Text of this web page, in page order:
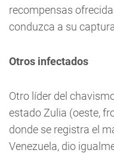
recompensas
conduzca a su
Otros infectados
Otro líder del
estado Zulia (oeste,
donde se registra el
Venezuela, dio